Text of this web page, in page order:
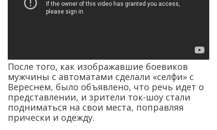
После того, как изображавшие боевиков
мужчины с автоматами сделали «селфи» с
Вереснем, было объявлено, что речь идет о
представлении, и зрители ток-шоу стали
подниматься на свои места, поправляя
прически и одежду.